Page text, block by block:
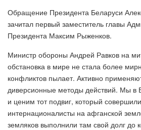
Обращение Президента Беларуси
зачитал первый заместитель главы
Президента Максим Рыженков.
Министр обороны Андрей Равков на
обстановка в мире не стала более
конфликтов пылает. Активно
диверсионные методы действий. Мы в
и ценим тот подвиг, который
интернационалисты на афганской
земляков выполнили там свой долг